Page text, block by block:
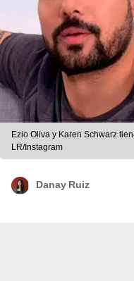
Ezio Oliva y Karen Schwarz
LR/Instagram
Danay Ruiz